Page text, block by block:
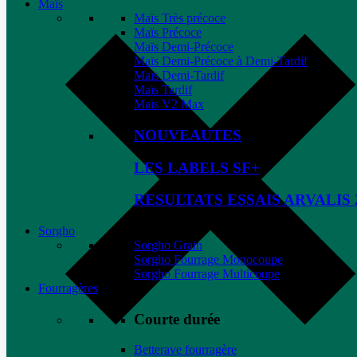
Maïs
Maïs Très précoce
Maïs Précoce
Maïs Demi-Précoce
Maïs Demi-Précoce à Demi-Tardif
Maïs Demi-Tardif
Maïs Tardif
Maïs V2 Max
NOUVEAUTES
LES LABELS SF+
RESULTATS ESSAIS ARVALIS
Sorgho
Sorgho Grain
Sorgho Fourrage Monocoupe
Sorgho Fourrage Multicoupe
Fourragères
Courte durée
Betterave fourragère